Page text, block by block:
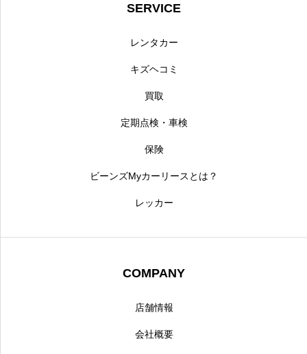
SERVICE
レンタカー
キズヘコミ
買取
定期点検・車検
保険
ビーンズMyカーリースとは？
レッカー
COMPANY
店舗情報
会社概要